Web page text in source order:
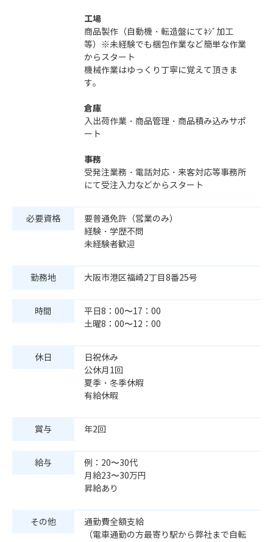
工場
商品製作（自動機・転造盤にてﾈｼﾞ加工
等）※未経験でも梱包作業など簡単な作業
からスタート
機械作業はゆっくり丁寧に覚えて頂きま
す。
倉庫
入出荷作業・商品管理・商品積み込みサポ
ート
事務
受発注業務・電話対応・来客対応等事務所
にて受注入力などからスタート
必要資格
要普通免許（営業のみ）
経験・学歴不問
未経験者歓迎
勤務地 大阪市港区福崎2丁目8番25号
時間
平日8：00〜17：00
土曜8：00〜12：00
休日
日祝休み
公休月1回
夏季・冬季休暇
有給休暇
賞与 年2回
給与
例：20〜30代
月給23〜30万円
昇給あり
その他
通勤費全額支給
（電車通勤の方最寄り駅から弊社まで自転